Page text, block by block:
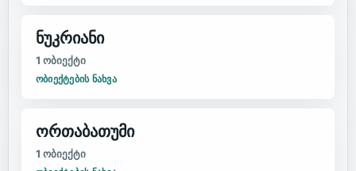
ნუკრიანი
1 ობიექტი
ᲝᲑᲘᲔᲥᲢᲔᲑᲘᲡ ᲜᲐᲮᲕᲐ
ორთაბათუმი
1 ობიექტი